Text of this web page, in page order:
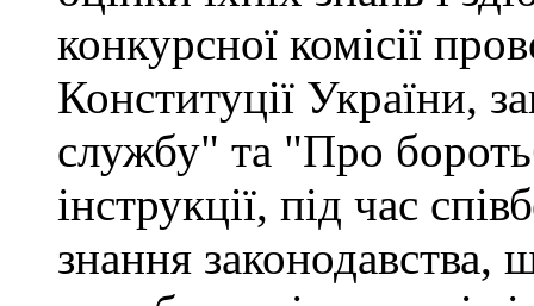
конкурсної комісії
Конституції України,
службу" та "Про
інструкції, під час
знання законодавства,